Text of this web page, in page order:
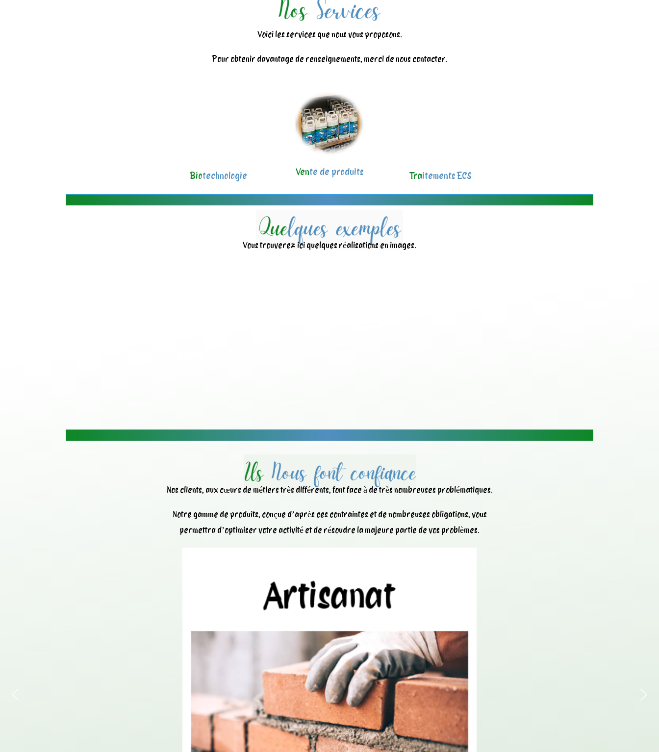
Voici les services que nous vous proposons.
Pour obtenir davantage de renseignements, merci de nous contacter.
Biotechnologie Vente de produits Traitements ECS
Vous trouverez ici quelques réalisations en images.
Nos clients, aux cœurs de métiers très différents, font face à de très nombreuses problématiques.
Notre gamme de produits, conçue d’après ces contraintes et de nombreuses obligations, vous
permettra d’optimiser votre activité et de résoudre la majeure partie de vos problèmes.